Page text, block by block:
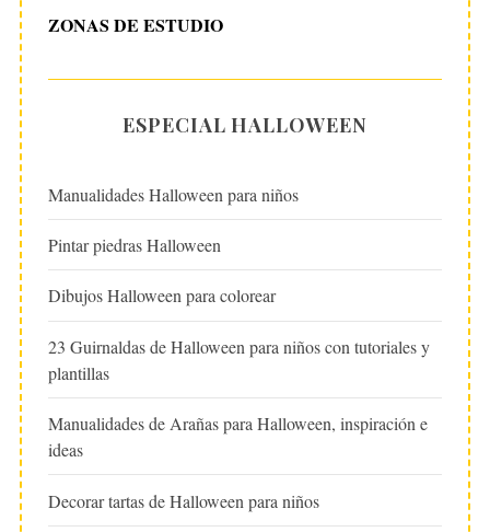
ZONAS DE ESTUDIO
ESPECIAL HALLOWEEN
Manualidades Halloween para niños
Pintar piedras Halloween
Dibujos Halloween para colorear
23 Guirnaldas de Halloween para niños con tutoriales y
plantillas
Manualidades de Arañas para Halloween, inspiración e
ideas
Decorar tartas de Halloween para niños